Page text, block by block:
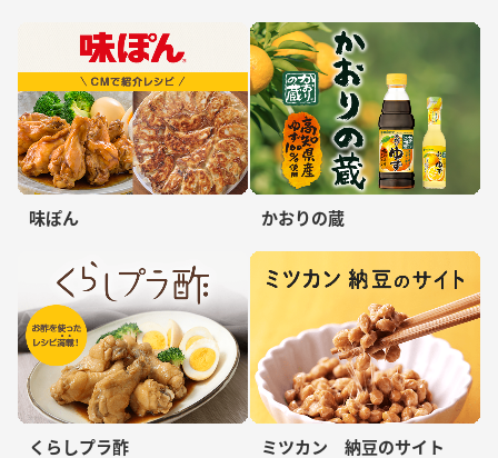
味ぽん かおりの蔵
くらしプラ酢 ミツカン 納豆のサイト